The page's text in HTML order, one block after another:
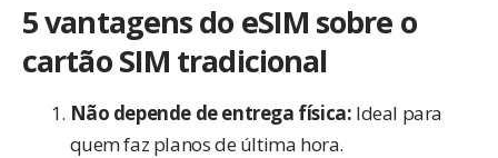
5 vantagens do eSIM sobre o
cartão SIM tradicional
Não depende de entrega física: Ideal para
quem faz planos de última hora.